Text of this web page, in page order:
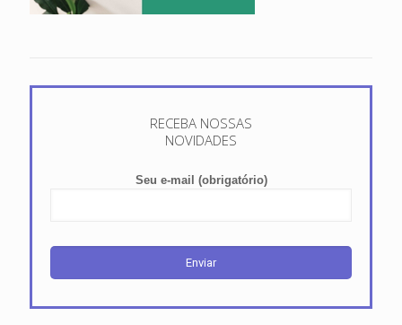
RECEBA NOSSAS
NOVIDADES
Seu e-mail (obrigatório)